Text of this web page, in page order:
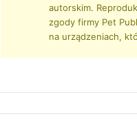
autorskim.
zgody firmy Pet
na urządzeniach,